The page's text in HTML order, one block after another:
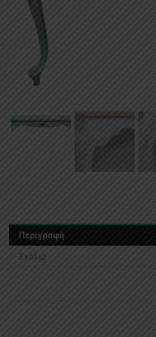
Περιγραφή
Σχόλια